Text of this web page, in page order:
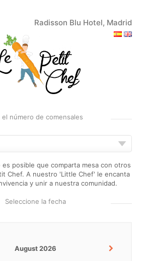
Radisson Blu Hotel, Madrid
el número de comensales
es posible que comparta mesa con otros
Chef. A nuestro 'Little Chef' le encanta
y unir a nuestra comunidad.
Seleccione la fecha
August 2026